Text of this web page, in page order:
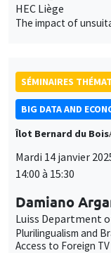
HEC Liège
The impact of
SÉMINAIRES
BIG DATA AND
Îlot Bernard du Bois
Mardi 14 janvier
14:00 à 15:30
Damiano
Luiss Department
Plurilingualism and
Access to Foreign TV